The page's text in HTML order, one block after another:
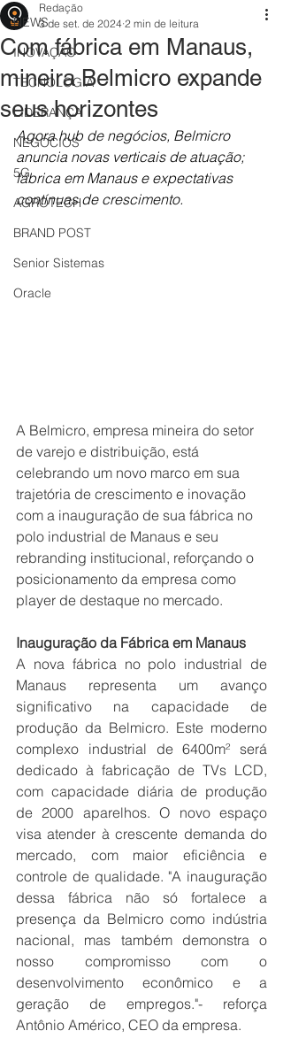
NEWS
INOVAÇÃO
TECNOLOGIA
LIDERANÇA
NEGÓCIOS
5G
AGROTECH
BRAND POST
Senior Sistemas
Oracle
Com fábrica em Manaus,
mineira Belmicro expande
seus horizontes
Redação
3 de set. de 2024 2 min de leitura
Agora hub de negócios, Belmicro
anuncia novas verticais de atuação;
fábrica em Manaus e expectativas
contínuas de crescimento.
A Belmicro, empresa mineira do setor
de varejo e distribuição, está
celebrando um novo marco em sua
trajetória de crescimento e inovação
com a inauguração de sua fábrica no
polo industrial de Manaus e seu
rebranding institucional, reforçando o
posicionamento da empresa como
player de destaque no mercado.
Inauguração da Fábrica em Manaus
A nova fábrica no polo industrial de
Manaus representa um avanço
significativo na capacidade de
produção da Belmicro. Este moderno
complexo industrial de 6400m² será
dedicado à fabricação de TVs LCD,
com capacidade diária de produção
de 2000 aparelhos. O novo espaço
visa atender à crescente demanda do
mercado, com maior eficiência e
controle de qualidade. "A inauguração
dessa fábrica não só fortalece a
presença da Belmicro como indústria
nacional, mas também demonstra o
nosso compromisso com o
desenvolvimento econômico e a
geração de empregos."- reforça
Antônio Américo, CEO da empresa.